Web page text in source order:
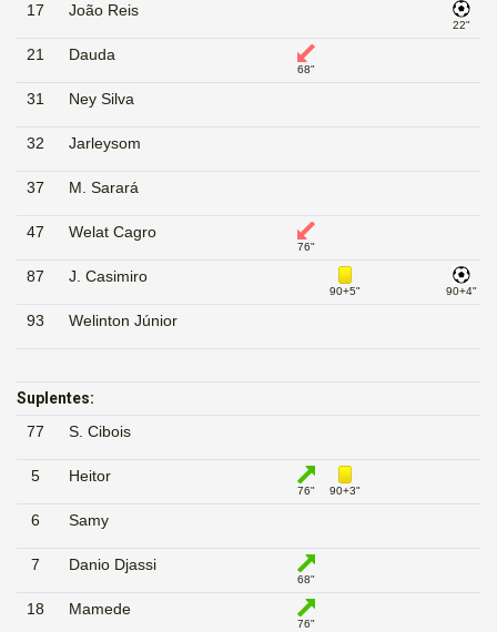
17 João Reis
22"
21 Dauda
68"
31 Ney Silva
32 Jarleysom
37 M. Sarará
47 Welat Cagro
76"
87 J. Casimiro
90+5" 90+4"
93 Welinton Júnior
Suplentes:
77
S. Cibois
5 Heitor
76" 90+3"
6 Samy
7 Danio Djassi
68"
18 Mamede
76"